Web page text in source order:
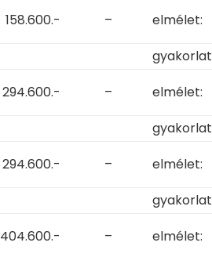
158.600.- –
elmélet:
294.600.- –
elmélet:
294.600.- –
elmélet:
404.600.- –
elmélet: